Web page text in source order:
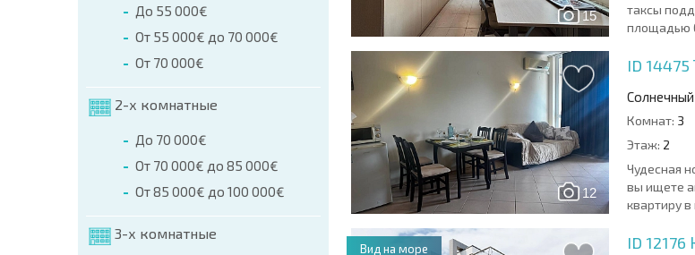
До 55 000€
От 55 000€ до 70 000€
От 70 000€
2-х комнатные
До 70 000€
От 70 000€ до 85 000€
От 85 000€ до 100 000€
3-х комнатные
15
таксы
площадью
12
ID 14475
Комнат: 3
Этаж: 2
Чудесная
вы ищете
квартиру
ID 12176
Вид на море